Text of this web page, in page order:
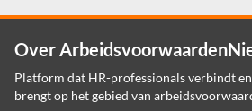
Over
Platform dat HR-professionals verbindt
brengt op het gebied van